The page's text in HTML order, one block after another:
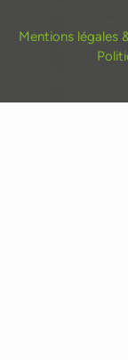
Mentions légales